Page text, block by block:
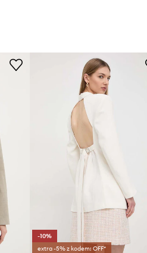
-10%
extra -5% z kodem: OFF*